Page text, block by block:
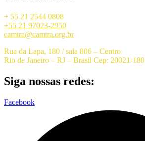
+ 55 21 2544 0808
+55 21 97023-2950
camtra@camtra.org.br
Rua da Lapa, 180 / sala 806 – Centro
Rio de Janeiro – RJ – Brasil Cep: 20021-180
Siga nossas redes:
Facebook